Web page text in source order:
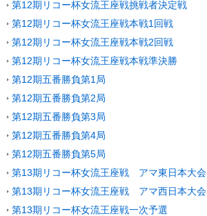
第12期リコー杯女流王座戦挑戦者決定戦
第12期リコー杯女流王座戦本戦1回戦
第12期リコー杯女流王座戦本戦2回戦
第12期リコー杯女流王座戦本戦準決勝
第12期五番勝負第1局
第12期五番勝負第2局
第12期五番勝負第3局
第12期五番勝負第4局
第12期五番勝負第5局
第13期リコー杯女流王座戦 アマ東日本大会
第13期リコー杯女流王座戦 アマ西日本大会
第13期リコー杯女流王座戦一次予選